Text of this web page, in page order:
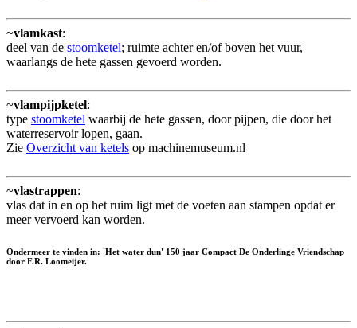
~vlamkast:
deel van de stoomketel; ruimte achter en/of boven het vuur,
waarlangs de hete gassen gevoerd worden.
~vlampijpketel:
type stoomketel waarbij de hete gassen, door pijpen, die door het
waterreservoir lopen, gaan.
Zie Overzicht van ketels op machinemuseum.nl
~vlastrappen:
vlas dat in en op het ruim ligt met de voeten aan stampen opdat er
meer vervoerd kan worden.
Ondermeer te vinden in: 'Het water dun' 150 jaar Compact De Onderlinge Vriendschap
door F.R. Loomeijer.